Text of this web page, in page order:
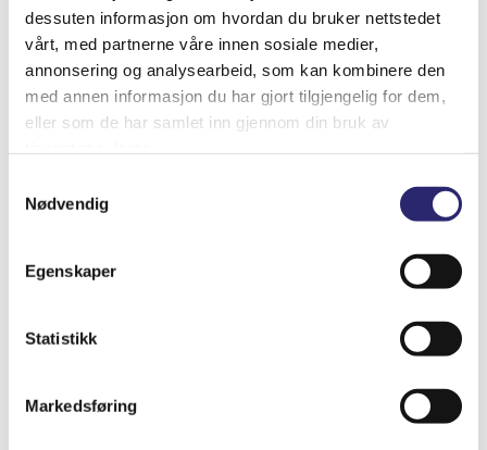
dessuten informasjon om hvordan du bruker nettstedet
vårt, med partnerne våre innen sosiale medier,
annonsering og analysearbeid, som kan kombinere den
med annen informasjon du har gjort tilgjengelig for dem,
eller som de har samlet inn gjennom din bruk av
Nødvendig
Egenskaper
Statistikk
Markedsføring
STARTER 9T 0,8KW BEDFORD
Detaljer